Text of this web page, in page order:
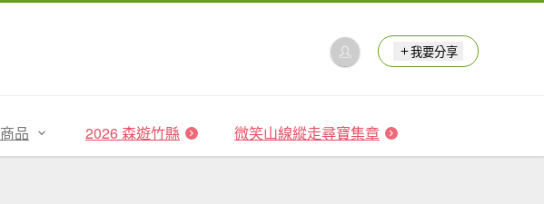
我要分享
商品 2026 森遊竹縣 微笑山線縱走尋寶集章